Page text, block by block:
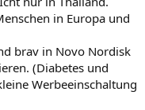
in Europa und
brav in Novo Nordisk
(Diabetes und
Werbeeinschaltung